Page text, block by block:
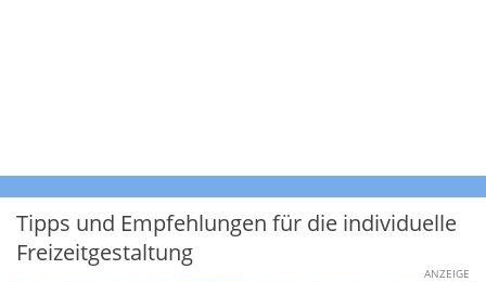
Tipps und Empfehlungen für die individuelle
Freizeitgestaltung
ANZEIGE